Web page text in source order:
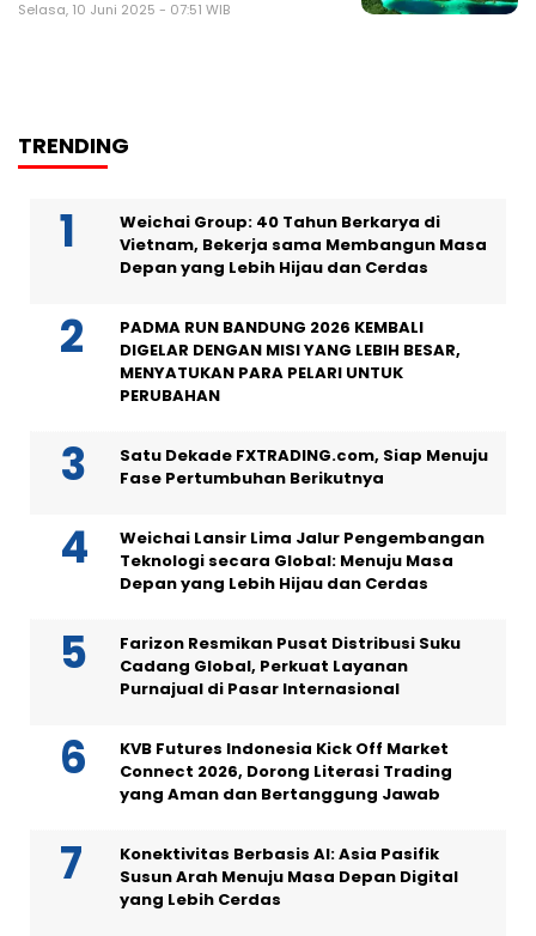
Selasa, 10 Juni 2025 - 07:51 WIB
TRENDING
Weichai Group: 40 Tahun Berkarya di
Vietnam, Bekerja sama Membangun Masa
Depan yang Lebih Hijau dan Cerdas
PADMA RUN BANDUNG 2026 KEMBALI
DIGELAR DENGAN MISI YANG LEBIH BESAR,
MENYATUKAN PARA PELARI UNTUK
PERUBAHAN
Satu Dekade FXTRADING.com, Siap Menuju
Fase Pertumbuhan Berikutnya
Weichai Lansir Lima Jalur Pengembangan
Teknologi secara Global: Menuju Masa
Depan yang Lebih Hijau dan Cerdas
Farizon Resmikan Pusat Distribusi Suku
Cadang Global, Perkuat Layanan
Purnajual di Pasar Internasional
KVB Futures Indonesia Kick Off Market
Connect 2026, Dorong Literasi Trading
yang Aman dan Bertanggung Jawab
Konektivitas Berbasis AI: Asia Pasifik
Susun Arah Menuju Masa Depan Digital
yang Lebih Cerdas